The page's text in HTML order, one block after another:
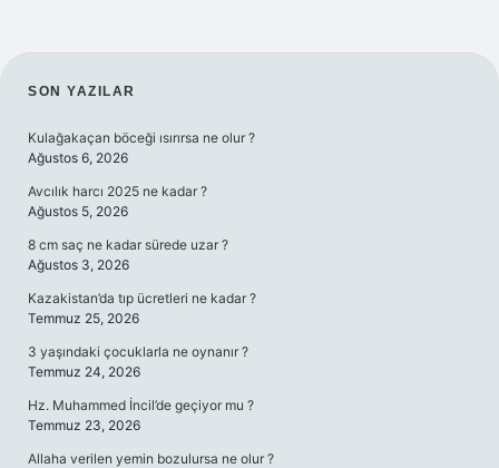
SIDEBAR
SON YAZILAR
Kulağakaçan böceği ısırırsa ne olur ?
Ağustos 6, 2026
Avcılık harcı 2025 ne kadar ?
Ağustos 5, 2026
8 cm saç ne kadar sürede uzar ?
Ağustos 3, 2026
Kazakistan’da tıp ücretleri ne kadar ?
Temmuz 25, 2026
3 yaşındaki çocuklarla ne oynanır ?
Temmuz 24, 2026
Hz. Muhammed İncil’de geçiyor mu ?
Temmuz 23, 2026
Allaha verilen yemin bozulursa ne olur ?